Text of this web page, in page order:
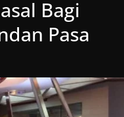
Bagi
Pasa